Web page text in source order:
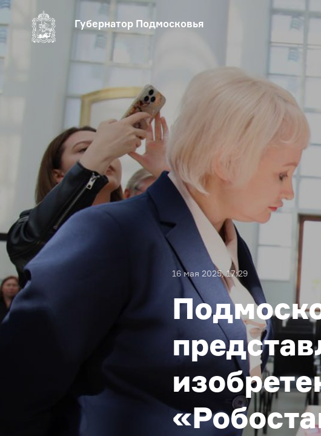
Губернатор Подмосковья
16 мая 2025, 17:29